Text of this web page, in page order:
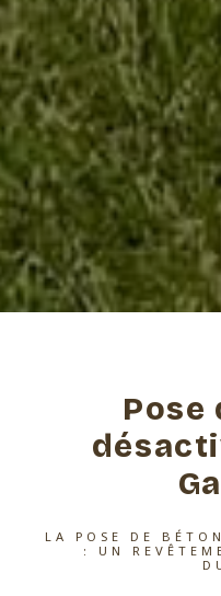
Pose
LA POSE DE
: UN